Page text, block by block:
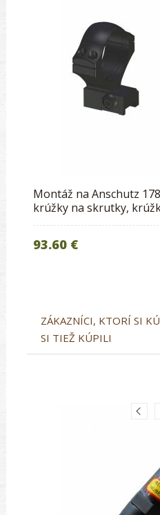
Montáž na Anschutz
krúžky na skrutky,
93.60 €
ZÁKAZNÍCI, KTORÍ SI
SI TIEŽ KÚPILI